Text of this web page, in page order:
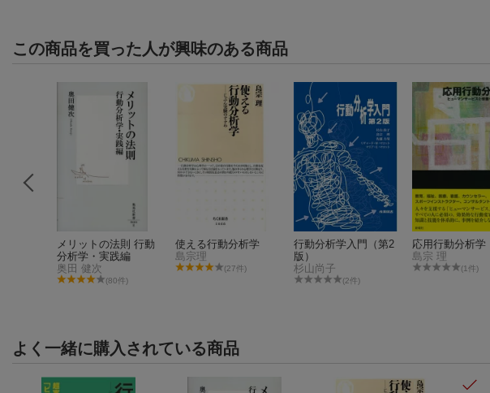
この商品を買った人が興味のある商品
メリットの法則 行動
分析学・実践編
奥田 健次
(80件)
使える行動分析学
島宗理
(27件)
行動分析学入門（第2
版）
杉山尚子
(2件)
応用行動分析学
島宗 理
(1件)
よく一緒に購入されている商品